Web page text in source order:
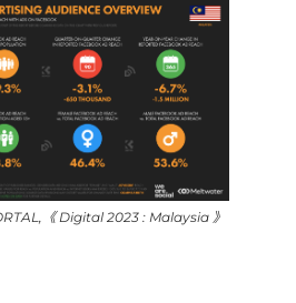
《 Digital 2023 : Malaysia 》